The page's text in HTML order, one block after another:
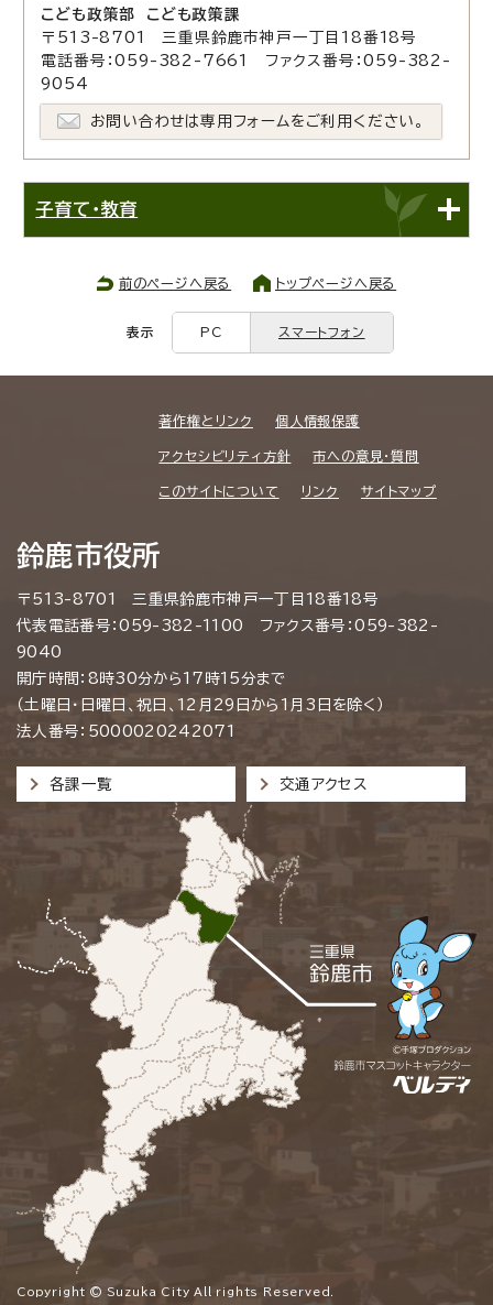
こども政策部 こども政策課
〒513-8701 三重県鈴鹿市神戸一丁目18番18号
電話番号：059-382-7661 ファクス番号：059-382-
9054
お問い合わせは専用フォームをご利用ください。
子育て・教育
前のページへ戻る トップページへ戻る
表示 PC スマートフォン
著作権とリンク 個人情報保護
アクセシビリティ方針 市への意見・質問
このサイトについて リンク サイトマップ
鈴鹿市役所
〒513-8701 三重県鈴鹿市神戸一丁目18番18号
代表電話番号：059-382-1100 ファクス番号：059-382-
9040
開庁時間：8時30分から17時15分まで
（土曜日・日曜日、祝日、12月29日から1月3日を除く）
法人番号：5000020242071
各課一覧 交通アクセス
Copyright © Suzuka City All rights Reserved.